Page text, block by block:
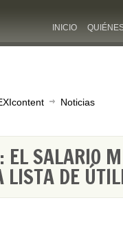
INICIO
Noticias
EL SALARIO
DE